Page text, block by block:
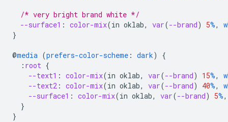
/* very bright brand white */
--surface1 : color-mix(in oklab, var(--brand) 5%,
}
@media (prefers-color-scheme : dark)
{
: root {
--text1 : color-mix(in oklab, var(--brand) 15%,
--text2 : color-mix(in oklab, var(--brand) 40%,
--surface1 : color-mix(in oklab, var(--brand) 5%,
}
}